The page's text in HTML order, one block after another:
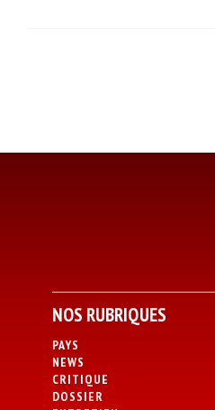
NOS RUBRIQUES
PAYS
NEWS
CRITIQUE
DOSSIER